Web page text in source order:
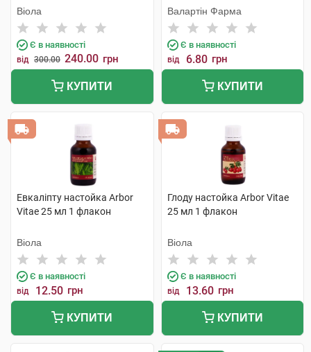
Віола
Є в наявності
від 300.00 240.00 грн
КУПИТИ
Валартін Фарма
Є в наявності
від 6.80 грн
КУПИТИ
Евкаліпту настойка Arbor
Vitae 25 мл 1 флакон
Віола
Є в наявності
від 12.50 грн
КУПИТИ
Глоду настойка Arbor Vitae
25 мл 1 флакон
Віола
Є в наявності
від 13.60 грн
КУПИТИ